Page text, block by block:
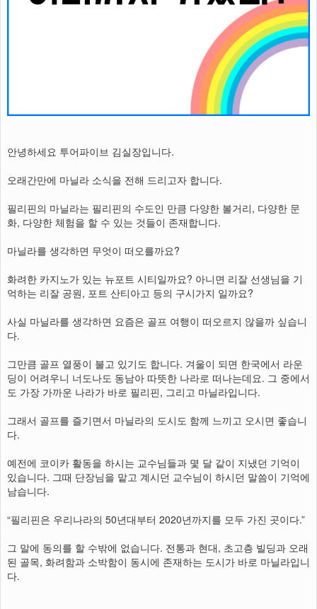
안녕하세요 투어파이브 김실장입니다.
오래간만에 마닐라 소식을 전해 드리고자 합니다.
필리핀의 마닐라는 필리핀의 수도인 만큼 다양한 볼거리, 다양한 문
화, 다양한 체험을 할 수 있는 것들이 존재합니다.
마닐라를 생각하면 무엇이 떠오를까요?
화려한 카지노가 있는 뉴포트 시티일까요? 아니면 리잘 선생님을 기
억하는 리잘 공원, 포트 산티아고 등의 구시가지 일까요?
사실 마닐라를 생각하면 요즘은 골프 여행이 떠오르지 않을까 싶습니
다.
그만큼 골프 열풍이 불고 있기도 합니다. 겨울이 되면 한국에서 라운
딩이 어려우니 너도나도 동남아 따뜻한 나라로 떠나는데요. 그 중에서
도 가장 가까운 나라가 바로 필리핀, 그리고 마닐라입니다.
그래서 골프를 즐기면서 마닐라의 도시도 함께 느끼고 오시면 좋습니
다.
예전에 코이카 활동을 하시는 교수님들과 몇 달 같이 지냈던 기억이
있습니다. 그때 단장님을 맡고 계시던 교수님이 하시던 말씀이 기억에
남습니다.
“필리핀은 우리나라의 50년대부터 2020년까지를 모두 가진 곳이다.”
그 말에 동의를 할 수밖에 없습니다. 전통과 현대, 초고층 빌딩과 오래
된 골목, 화려함과 소박함이 동시에 존재하는 도시가 바로 마닐라입니
다.